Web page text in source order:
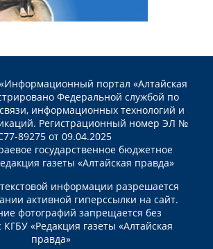
портал «Алтайская
Федеральной службой по
информационных технологий и
Регистрационный номер ЭЛ №
89275 от 09.04.2025
государственное бюджетное
газеты «Алтайская правда»
информации разрешается
активной гиперссылки на сайт.
фотографий запрещается без
КГБУ «Редакция газеты «Алтайская
правда»